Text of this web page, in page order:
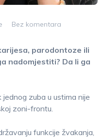
Bez komentara
parodontoze ili
nadomjestiti? Da li ga
zuba u ustima nije
zoni-frontu.
funkcije žvakanja,